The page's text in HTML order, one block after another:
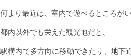
何より最近は、室内で遊べるところが
都内以外でも栄えた観光地だと、
駅構内で多方向に移動できたり、地下